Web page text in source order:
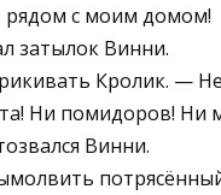
рядом с моим домом!
затылок Винни.
Кролик. —
Ни помидоров! Ни
Винни.